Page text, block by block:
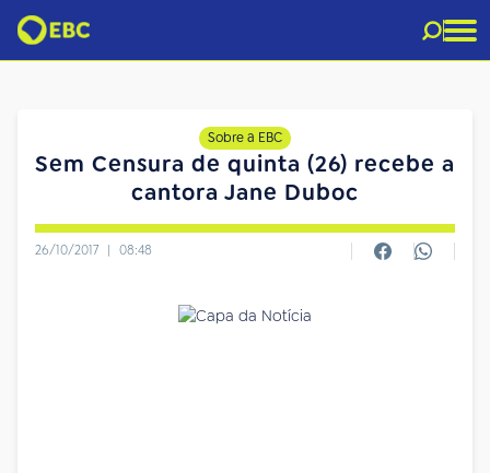
Sobre a EBC
Sem Censura de quinta (26) recebe a
cantora Jane Duboc
26/10/2017 | 08:48